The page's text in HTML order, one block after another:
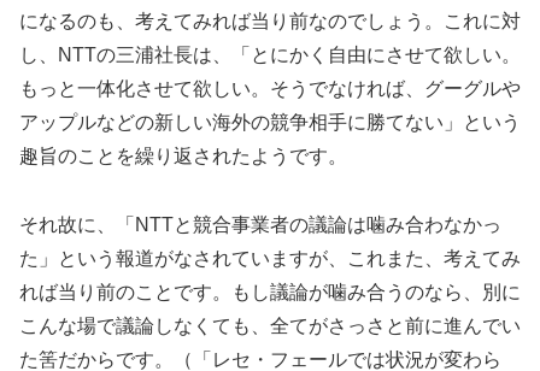
になるのも、考えてみれば当り前なのでしょう。これに対
し、NTTの三浦社長は、「とにかく自由にさせて欲しい。
もっと一体化させて欲しい。そうでなければ、グーグルや
アップルなどの新しい海外の競争相手に勝てない」という
趣旨のことを繰り返されたようです。
それ故に、「NTTと競合事業者の議論は噛み合わなかっ
た」という報道がなされていますが、これまた、考えてみ
れば当り前のことです。もし議論が噛み合うのなら、別に
こんな場で議論しなくても、全てがさっさと前に進んでい
た筈だからです。（「レセ・フェールでは状況が変わら